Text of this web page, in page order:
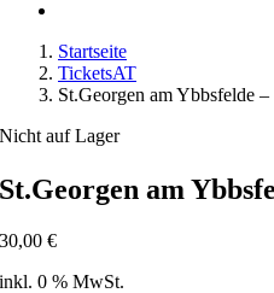
Startseite
TicketsAT
St.Georgen am Ybbsfelde
Nicht auf Lager
St.Georgen am
30,00€
inkl. 0 % MwSt.